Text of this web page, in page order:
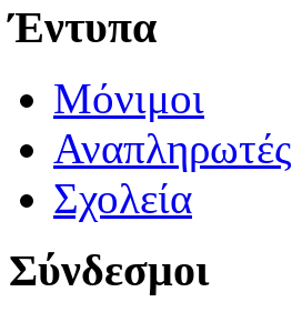
Έντυπα
Μόνιμοι
Αναπληρωτές
Σχολεία
Σύνδεσμοι